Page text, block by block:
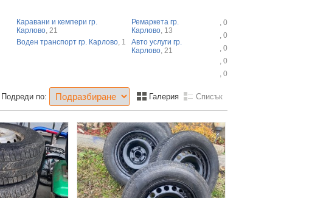
Каравани и кемпери гр.
Карлово , 21
Воден транспорт гр. Карлово , 1
Ремаркета гр.
Карлово, 13
Авто услуги гр.
Карлово, 21
, 0
, 0
, 0
, 0
, 0
Подреди по: Галерия Списък